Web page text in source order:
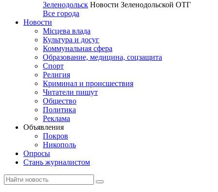
Зеленодольск Новости Зеленодольской ОТГ
Все города
Новости
Місцева влада
Культура и досуг
Коммунальная сфера
Образование, медицина, соцзащита
Спорт
Религия
Криминал и происшествия
Читатели пишут
Общество
Политика
Реклама
Объявления
Покров
Никополь
Опросы
Стань журналистом